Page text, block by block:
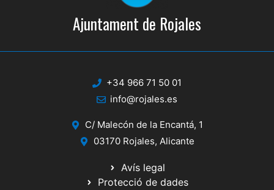
Ajuntament de Rojales
+34 966 71 50 01
info@rojales.es
C/ Malecón de la Encantá, 1
03170 Rojales, Alicante
Avís legal
Protecció de dades